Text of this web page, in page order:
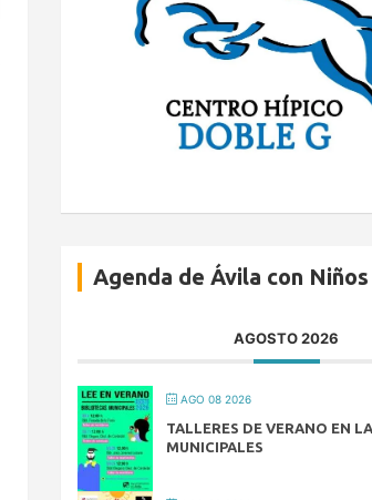
Agenda de Ávila con Niños
AGOSTO 2026
AGO 08 2026
TALLERES DE VERANO EN
MUNICIPALES